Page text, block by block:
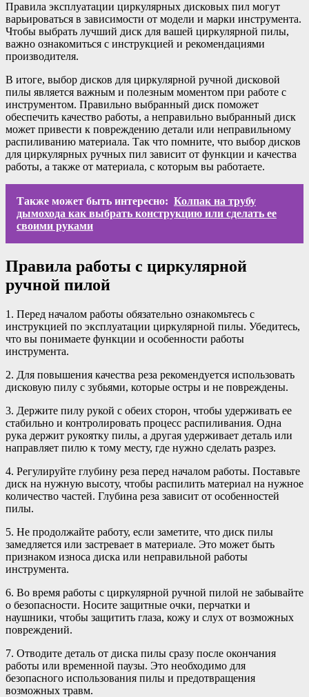
Правила эксплуатации циркулярных дисковых пил могут
варьироваться в зависимости от модели и марки инструмента.
Чтобы выбрать лучший диск для вашей циркулярной пилы,
важно ознакомиться с инструкцией и рекомендациями
производителя.
В итоге, выбор дисков для циркулярной ручной дисковой
пилы является важным и полезным моментом при работе с
инструментом. Правильно выбранный диск поможет
обеспечить качество работы, а неправильно выбранный диск
может привести к повреждению детали или неправильному
распиливанию материала. Так что помните, что выбор дисков
для циркулярных ручных пил зависит от функции и качества
работы, а также от материала, с которым вы работаете.
Также может быть интересно: Колпак на трубу
дымохода как выбрать конструкцию или сделать ее
своими руками
Правила работы с циркулярной
ручной пилой
1. Перед началом работы обязательно ознакомьтесь с
инструкцией по эксплуатации циркулярной пилы. Убедитесь,
что вы понимаете функции и особенности работы
инструмента.
2. Для повышения качества реза рекомендуется использовать
дисковую пилу с зубьями, которые остры и не повреждены.
3. Держите пилу рукой с обеих сторон, чтобы удерживать ее
стабильно и контролировать процесс распиливания. Одна
рука держит рукоятку пилы, а другая удерживает деталь или
направляет пилю к тому месту, где нужно сделать разрез.
4. Регулируйте глубину реза перед началом работы. Поставьте
диск на нужную высоту, чтобы распилить материал на нужное
количество частей. Глубина реза зависит от особенностей
пилы.
5. Не продолжайте работу, если заметите, что диск пилы
замедляется или застревает в материале. Это может быть
признаком износа диска или неправильной работы
инструмента.
6. Во время работы с циркулярной ручной пилой не забывайте
о безопасности. Носите защитные очки, перчатки и
наушники, чтобы защитить глаза, кожу и слух от возможных
повреждений.
7. Отводите деталь от диска пилы сразу после окончания
работы или временной паузы. Это необходимо для
безопасного использования пилы и предотвращения
возможных травм.